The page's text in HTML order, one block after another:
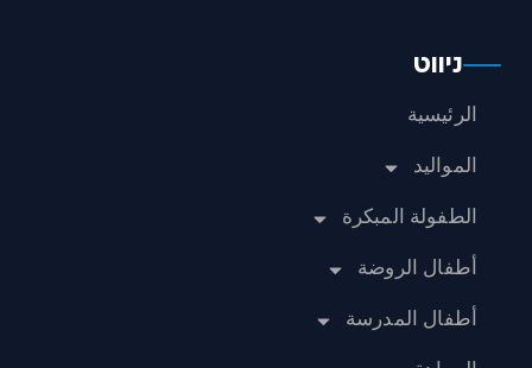
ניווט
الرئيسية
المواليد
الطفولة المبكرة
أطفال الروضة
أطفال المدرسة